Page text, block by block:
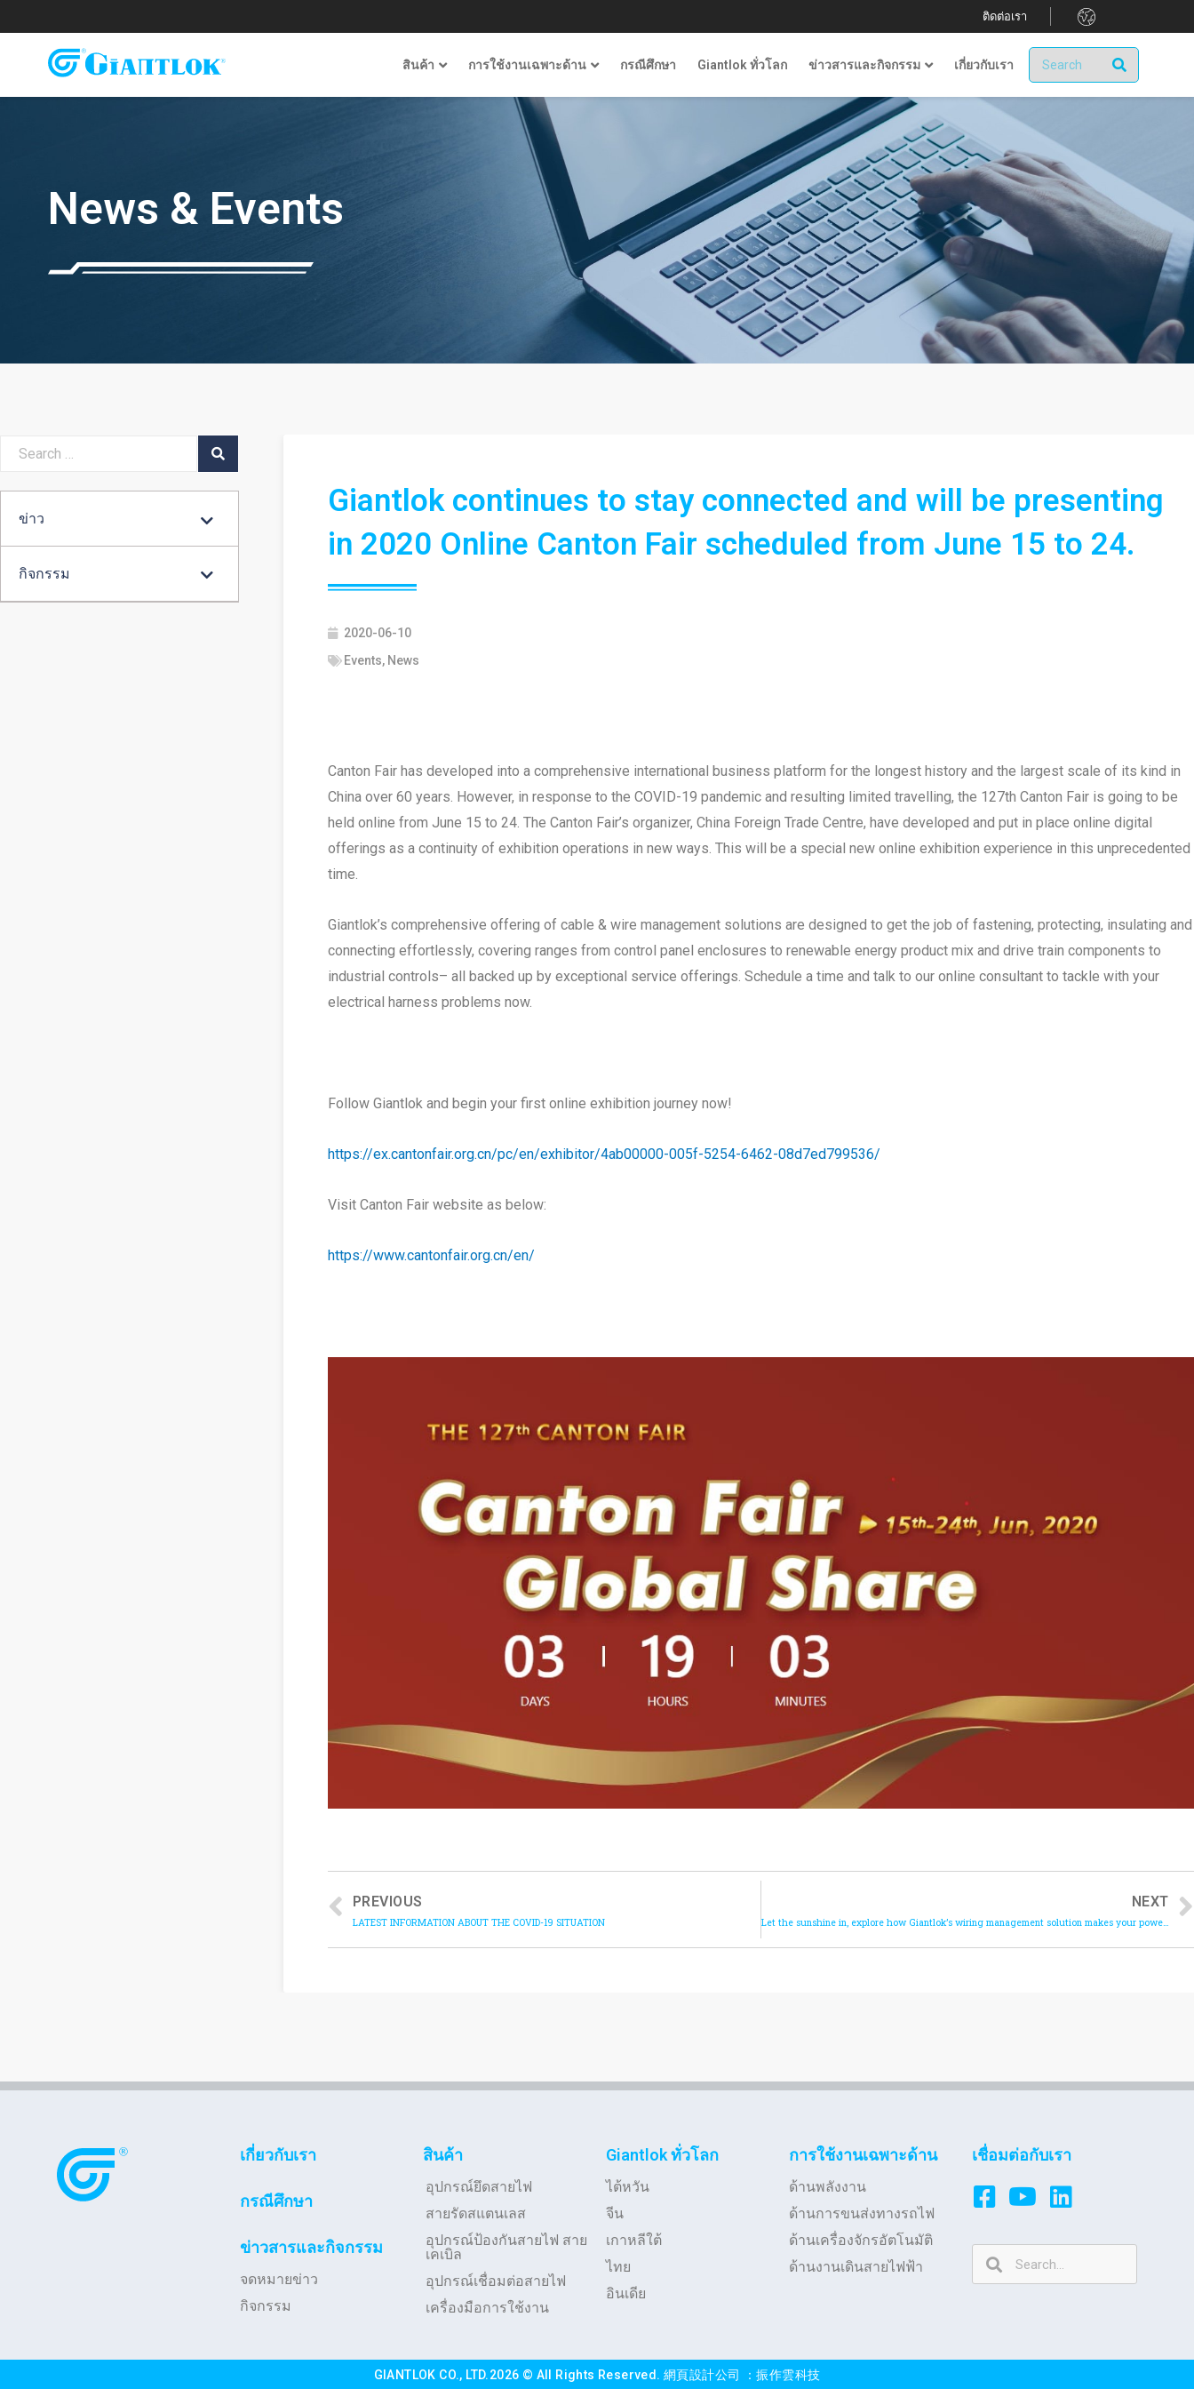
ติดต่อเรา .
สินค้า การใช้งานเฉพาะด้าน กรณีศึกษา Giantlok ทั่วโลก ข่าวสารและกิจกรรม เกี่ยวกับเรา
News & Events
ข่าว
กิจกรรม
Giantlok continues to stay connected and will be presenting
in 2020 Online Canton Fair scheduled from June 15 to 24.
2020-06-10
Events, News
Canton Fair has developed into a comprehensive international business platform for the longest history and the largest scale of its kind in
China over 60 years. However, in response to the COVID-19 pandemic and resulting limited travelling, the 127th Canton Fair is going to be
held online from June 15 to 24. The Canton Fair’s organizer, China Foreign Trade Centre, have developed and put in place online digital
offerings as a continuity of exhibition operations in new ways. This will be a special new online exhibition experience in this unprecedented
time.
Giantlok’s comprehensive offering of cable & wire management solutions are designed to get the job of fastening, protecting, insulating and
connecting effortlessly, covering ranges from control panel enclosures to renewable energy product mix and drive train components to
industrial controls– all backed up by exceptional service offerings. Schedule a time and talk to our online consultant to tackle with your
electrical harness problems now.
Follow Giantlok and begin your first online exhibition journey now!
https://ex.cantonfair.org.cn/pc/en/exhibitor/4ab00000-005f-5254-6462-08d7ed799536/
Visit Canton Fair website as below:
https://www.cantonfair.org.cn/en/
PREVIOUS
LATEST INFORMATION ABOUT THE COVID-19 SITUATION
NEXT
Let the sunshine in, explore how Giantlok’s wiring management solution makes your power grid infrastructure future-proof. Visit us in Taiwan Hardware Show 2020.
เกี่ยวกับเรา
กรณีศึกษา
ข่าวสารและกิจกรรม
จดหมายข่าว
กิจกรรม
สินค้า
อุปกรณ์ยึดสายไฟ
สายรัดสแตนเลส
อุปกรณ์ป้องกันสายไฟ สาย
เคเบิล
อุปกรณ์เชื่อมต่อสายไฟ
เครื่องมือการใช้งาน
Giantlok ทั่วโลก
ไต้หวัน
จีน
เกาหลีใต้
ไทย
อินเดีย
การใช้งานเฉพาะด้าน
ด้านพลังงาน
ด้านการขนส่งทางรถไฟ
ด้านเครื่องจักรอัตโนมัติ
ด้านงานเดินสายไฟฟ้า
เชื่อมต่อกับเรา
GIANTLOK CO., LTD.2026 © All Rights Reserved.網頁設計公司 ：振作雲科技